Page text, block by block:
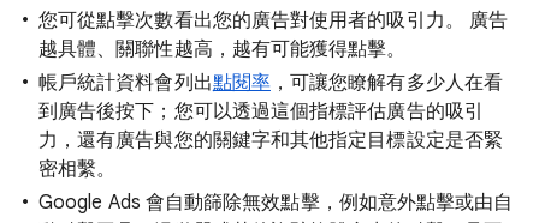
您可從點擊次數看出您的廣告對使用者的吸引力。 廣告
越具體、關聯性越高，越有可能獲得點擊。
帳戶統計資料會列出點閱率，可讓您瞭解有多少人在看
到廣告後按下；您可以透過這個指標評估廣告的吸引
力，還有廣告與您的關鍵字和其他指定目標設定是否緊
密相繫。
Google Ads 會自動篩除無效點擊，例如意外點擊或由自